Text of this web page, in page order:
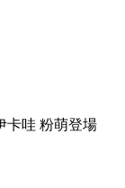
卡哇 粉萌登場